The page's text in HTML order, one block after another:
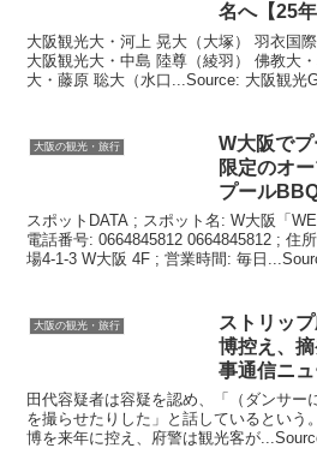
名へ【25
…
大阪観光大・河上 晃大（大塚） 羽衣国
大阪観光大・中島 陸尊（綾羽） 佛教大
大・藤原 聡大（水口...Source: 大阪観光
大阪の観光・旅行 W大阪で
限定のオ
プール
スポットDATA ; スポット名: W大阪「
電話番号: 0664845812 0664845812 ; 住
場4-1-3 W大阪 4F ; 営業時間: 毎日
大阪の観光・旅行
ストリッ
博控え、
事通信ニ
田代容疑者は容疑を認め、「（ダンサー
を撮らせたりした」と話しているという
博を来年に控え、府警は観光客が